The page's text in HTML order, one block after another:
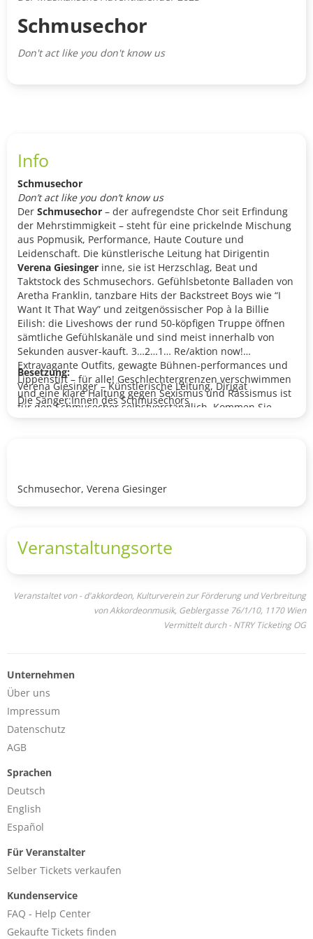
Schmusechor
Don't act like you don't know us
Info
Schmusechor
Don’t act like you don’t know us
Der Schmusechor – der aufregendste Chor seit Erfindung
der Mehrstimmigkeit – steht für eine prickelnde Mischung
aus Popmusik, Performance, Haute Couture und
Leidenschaft. Die künstlerische Leitung hat Dirigentin
Verena Giesinger inne, sie ist Herzschlag, Beat und
Taktstock des Schmusechors. Gefühlsbetonte Balladen von
Aretha Franklin, tanzbare Hits der Backstreet Boys wie “I
Want It That Way” und zeitgenössischer Pop à la Billie
Eilish: die Liveshows der rund 50-köpfigen Truppe öffnen
sämtliche Gefühlskanäle und sind meist innerhalb von
Sekunden ausver-kauft. 3…2…1… Re/aktion now!
Extravagante Outfits, gewagte Bühnen-performances und
Lippenstift – für alle! Geschlechtergrenzen verschwimmen
und eine klare Haltung gegen Sexismus und Rassismus ist
für den Schmusechor selbstverständlich. Kommen Sie,
Besetzung:
Verena Giesinger – Künstlerische Leitung, Dirigat
Die Sänger:Innen des Schmusechors
Schmusechor, Verena Giesinger
Veranstaltungsorte
Veranstaltet von - d'akkordeon, Kulturverein zur Förderung und Verbreitung
von Akkordeonmusik, Geblergasse 76/1/10, 1170 Wien
Vermittelt durch - NTRY Ticketing OG
Unternehmen
Über uns
Impressum
Datenschutz
AGB
Sprachen
Deutsch
English
Español
Für Veranstalter
Selber Tickets verkaufen
Kundenservice
FAQ - Help Center
Gekaufte Tickets finden